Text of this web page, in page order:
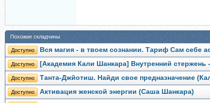
Похожие складчины
Доступно Вся магия - в твоем сознании. Тариф Сам себе
Доступно [Академия Кали Шанкара] Внутренний
Доступно Танта-Джйотиш. Найди свое предназначение
Доступно
Активация женской энергии (Саша Шанкара)